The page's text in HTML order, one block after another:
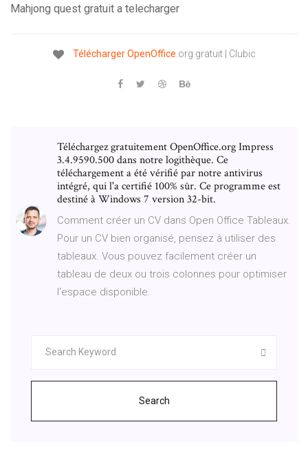
Mahjong quest gratuit a telecharger
Télécharger OpenOffice.org gratuit | Clubic
Téléchargez gratuitement OpenOffice.org Impress
3.4.9590.500 dans notre logithèque. Ce
téléchargement a été vérifié par notre antivirus
intégré, qui l'a certifié 100% sûr. Ce programme est
destiné à Windows 7 version 32-bit.
Comment créer un CV dans Open Office Tableaux.
Pour un CV bien organisé, pensez à utiliser des
tableaux. Vous pouvez facilement créer un
tableau de deux ou trois colonnes pour optimiser
l'espace disponible.
Search